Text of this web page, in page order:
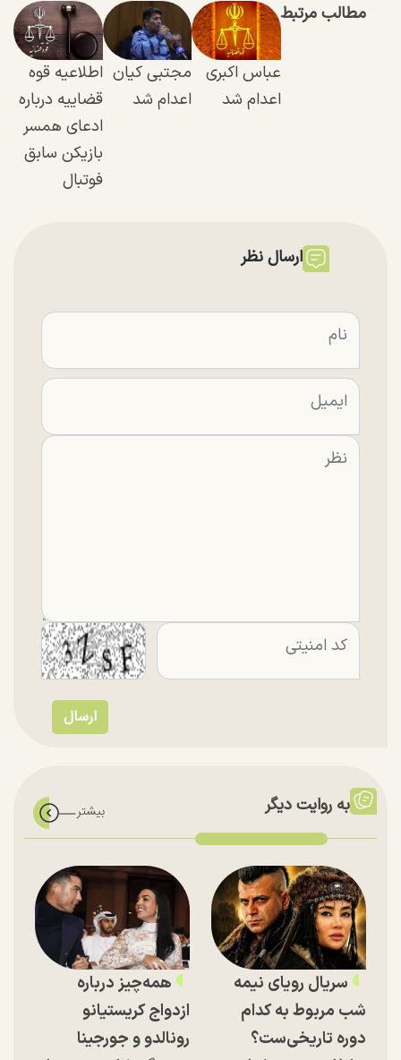
مطالب مرتبط
عباس اکبری
اعدام شد
مجتبی کیان
اعدام شد
اطلاعیه قوه
قضاییه درباره
ادعای همسر
بازیکن سابق
فوتبال
ارسال نظر
به روایت دیگر
سریال رویای نیمه
شب مربوط به کدام
دوره تاریخی‌ست؟
همه‌چیز درباره
ازدواج کریستیانو
رونالدو و جورجینا